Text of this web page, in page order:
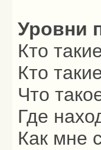
Уровни
Кто
Кто
Что
Где
Как мне